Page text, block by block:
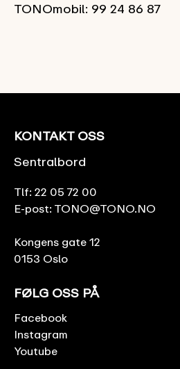
TONOmobil: 99 24 86 87
KONTAKT OSS
Sentralbord
Tlf: 22 05 72 00
E-post: TONO@TONO.NO
Kongens gate 12
0153 Oslo
FØLG OSS PÅ
Facebook
Instagram
Youtube